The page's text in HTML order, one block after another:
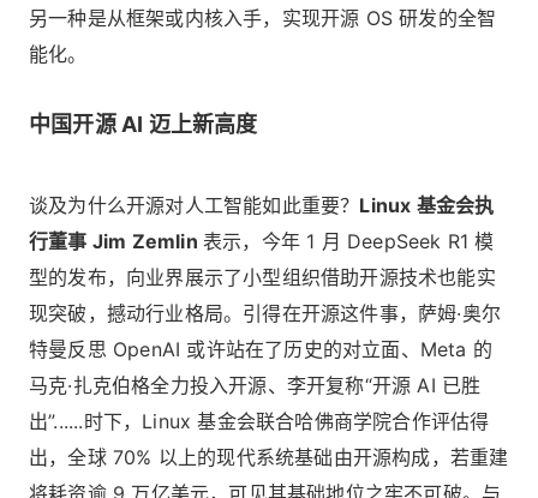
另一种是从框架或内核入手，实现开源 OS 研发的全智
能化。
中国开源 AI 迈上新高度
谈及为什么开源对人工智能如此重要？ Linux 基金会执
行董事 Jim Zemlin 表示，今年 1 月 DeepSeek R1 模
型的发布，向业界展示了小型组织借助开源技术也能实
现突破，撼动行业格局。引得在开源这件事，萨姆·奥尔
特曼反思 OpenAI 或许站在了历史的对立面、Meta 的
马克·扎克伯格全力投入开源、李开复称“开源 AI 已胜
出”......时下，Linux 基金会联合哈佛商学院合作评估得
出，全球 70% 以上的现代系统基础由开源构成，若重建